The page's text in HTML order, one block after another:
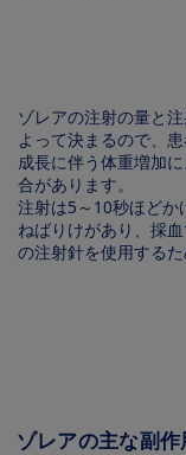
ゾレアの注射の量と
よって決まるので、
成長に伴う体重増加
合があります。
注射は5～10秒ほどか
ねばりけがあり、採
の注射針を使用する
ゾレアの主な副